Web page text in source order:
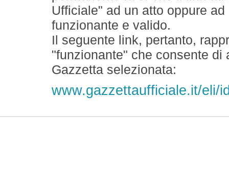
Ufficiale" ad un atto oppure
funzionante e valido.
Il seguente link, pertanto,
"funzionante" che consente
Gazzetta selezionata:
www.gazzettaufficiale.it/eli/